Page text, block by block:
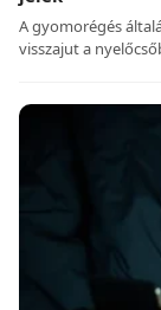
A gyomorégés
visszajut a